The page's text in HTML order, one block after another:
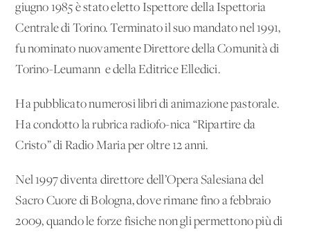
giugno 1985 è stato eletto Ispettore della Ispettoria
Centrale di Torino. Terminato il suo mandato nel 1991,
fu nominato nuovamente Direttore della Comunità di
Torino-Leumann e della Editrice Elledici.
Ha pubblicato numerosi libri di animazione pastorale.
Ha condotto la rubrica radiofo-nica “Ripartire da
Cristo” di Radio Maria per oltre 12 anni.
Nel 1997 diventa direttore dell’Opera Salesiana del
Sacro Cuore di Bologna, dove rimane fino a febbraio
2009, quando le forze fisiche non gli permettono più di